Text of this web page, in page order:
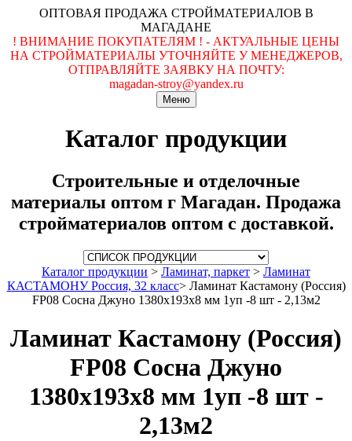
ОПТОВАЯ ПРОДАЖА СТРОЙМАТЕРИАЛОВ В
МАГАДАНЕ
! ВНИМАНИЕ ПОКУПАТЕЛЯМ ! - АКТУАЛЬНЫЕ ЦЕНЫ
НА СТРОЙМАТЕРИАЛЫ УТОЧНЯЙТЕ У МЕНЕДЖЕРОВ,
ОТПРАВЛЯЙТЕ ЗАЯВКУ НА ПОЧТУ:
magadan-stroy@yandex.ru
Меню
Каталог продукции
Строительные и отделочные
материалы оптом г Магадан. Продажа
стройматериалов оптом с доставкой.
Каталог продукции > Ламинат, паркет > Ламинат
КАСТАМОНУ Россия, 32 класс> Ламинат Кастамону (Россия)
FP08 Сосна Джуно 1380x193x8 мм 1уп -8 шт - 2,13м2
Ламинат Кастамону (Россия)
FP08 Сосна Джуно
1380x193x8 мм 1уп -8 шт -
2,13м2